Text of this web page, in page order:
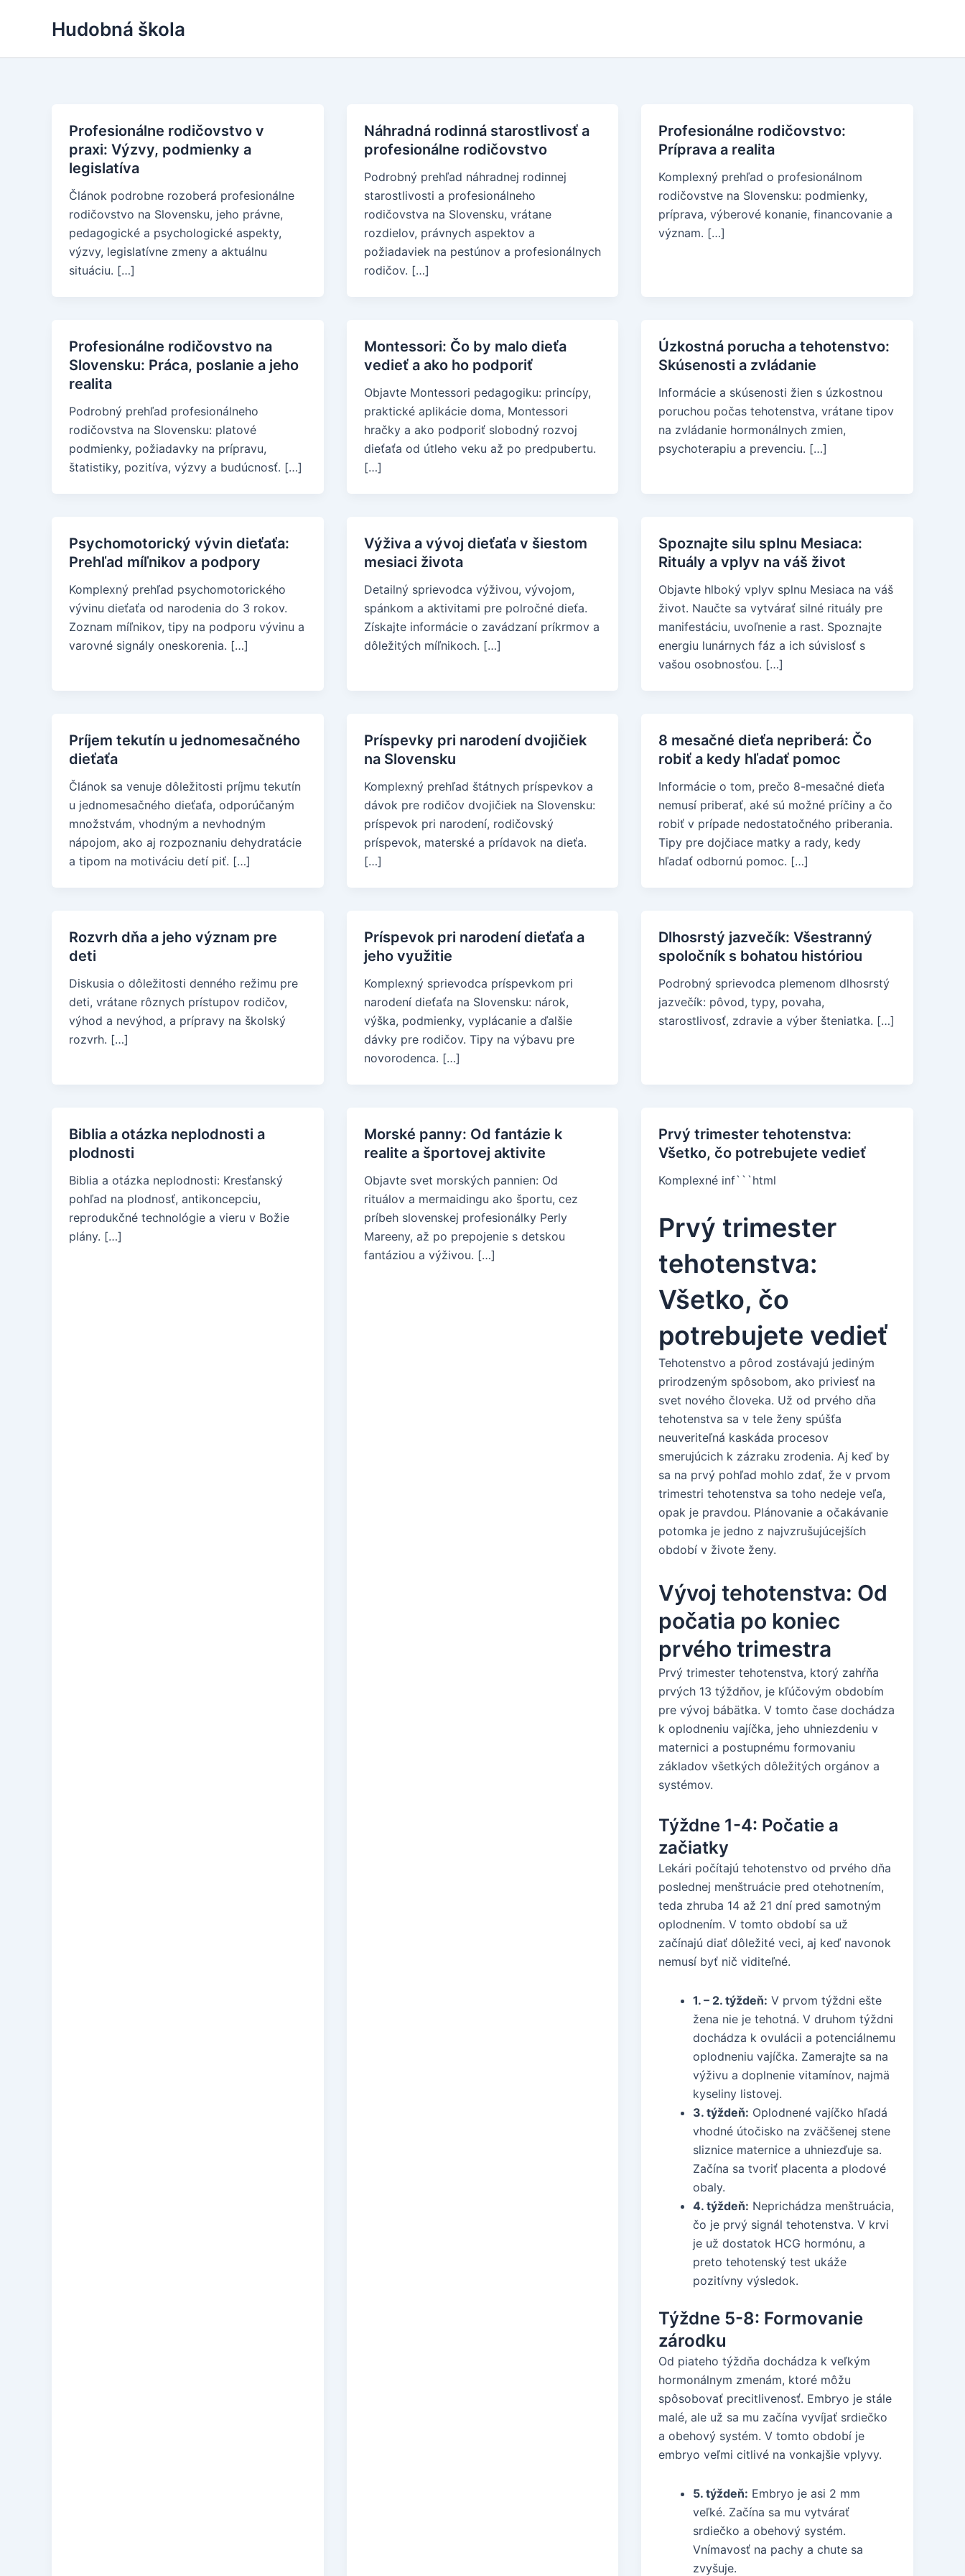
Hudobná škola
Profesionálne rodičovstvo v
praxi: Výzvy, podmienky a
legislatíva
Článok podrobne rozoberá profesionálne
rodičovstvo na Slovensku, jeho právne,
pedagogické a psychologické aspekty,
výzvy, legislatívne zmeny a aktuálnu
situáciu. […]
Náhradná rodinná starostlivosť a
profesionálne rodičovstvo
Podrobný prehľad náhradnej rodinnej
starostlivosti a profesionálneho
rodičovstva na Slovensku, vrátane
rozdielov, právnych aspektov a
požiadaviek na pestúnov a profesionálnych
rodičov. […]
Profesionálne rodičovstvo:
Príprava a realita
Komplexný prehľad o profesionálnom
rodičovstve na Slovensku: podmienky,
príprava, výberové konanie, financovanie a
význam. […]
Profesionálne rodičovstvo na
Slovensku: Práca, poslanie a jeho
realita
Podrobný prehľad profesionálneho
rodičovstva na Slovensku: platové
podmienky, požiadavky na prípravu,
štatistiky, pozitíva, výzvy a budúcnosť. […]
Montessori: Čo by malo dieťa
vedieť a ako ho podporiť
Objavte Montessori pedagogiku: princípy,
praktické aplikácie doma, Montessori
hračky a ako podporiť slobodný rozvoj
dieťaťa od útleho veku až po predpubertu.
[…]
Úzkostná porucha a tehotenstvo:
Skúsenosti a zvládanie
Informácie a skúsenosti žien s úzkostnou
poruchou počas tehotenstva, vrátane tipov
na zvládanie hormonálnych zmien,
psychoterapiu a prevenciu. […]
Psychomotorický vývin dieťaťa:
Prehľad míľnikov a podpory
Komplexný prehľad psychomotorického
vývinu dieťaťa od narodenia do 3 rokov.
Zoznam míľnikov, tipy na podporu vývinu a
varovné signály oneskorenia. […]
Výživa a vývoj dieťaťa v šiestom
mesiaci života
Detailný sprievodca výživou, vývojom,
spánkom a aktivitami pre polročné dieťa.
Získajte informácie o zavádzaní príkrmov a
dôležitých míľnikoch. […]
Spoznajte silu splnu Mesiaca:
Rituály a vplyv na váš život
Objavte hlboký vplyv splnu Mesiaca na váš
život. Naučte sa vytvárať silné rituály pre
manifestáciu, uvoľnenie a rast. Spoznajte
energiu lunárnych fáz a ich súvislosť s
vašou osobnosťou. […]
Príjem tekutín u jednomesačného
dieťaťa
Článok sa venuje dôležitosti príjmu tekutín
u jednomesačného dieťaťa, odporúčaným
množstvám, vhodným a nevhodným
nápojom, ako aj rozpoznaniu dehydratácie
a tipom na motiváciu detí piť. […]
Príspevky pri narodení dvojičiek
na Slovensku
Komplexný prehľad štátnych príspevkov a
dávok pre rodičov dvojičiek na Slovensku:
príspevok pri narodení, rodičovský
príspevok, materské a prídavok na dieťa.
[…]
8 mesačné dieťa nepriberá: Čo
robiť a kedy hľadať pomoc
Informácie o tom, prečo 8-mesačné dieťa
nemusí priberať, aké sú možné príčiny a čo
robiť v prípade nedostatočného priberania.
Tipy pre dojčiace matky a rady, kedy
hľadať odbornú pomoc. […]
Rozvrh dňa a jeho význam pre
deti
Diskusia o dôležitosti denného režimu pre
deti, vrátane rôznych prístupov rodičov,
výhod a nevýhod, a prípravy na školský
rozvrh. […]
Príspevok pri narodení dieťaťa a
jeho využitie
Komplexný sprievodca príspevkom pri
narodení dieťaťa na Slovensku: nárok,
výška, podmienky, vyplácanie a ďalšie
dávky pre rodičov. Tipy na výbavu pre
novorodenca. […]
Dlhosrstý jazvečík: Všestranný
spoločník s bohatou históriou
Podrobný sprievodca plemenom dlhosrstý
jazvečík: pôvod, typy, povaha,
starostlivosť, zdravie a výber šteniatka. […]
Biblia a otázka neplodnosti a
plodnosti
Biblia a otázka neplodnosti: Kresťanský
pohľad na plodnosť, antikoncepciu,
reprodukčné technológie a vieru v Božie
plány. […]
Morské panny: Od fantázie k
realite a športovej aktivite
Objavte svet morských pannien: Od
rituálov a mermaidingu ako športu, cez
príbeh slovenskej profesionálky Perly
Mareeny, až po prepojenie s detskou
fantáziou a výživou. […]
Prvý trimester tehotenstva:
Všetko, čo potrebujete vedieť
Komplexné inf```html
Prvý trimester
tehotenstva:
Všetko, čo
potrebujete vedieť
Tehotenstvo a pôrod zostávajú jediným
prirodzeným spôsobom, ako priviesť na
svet nového človeka. Už od prvého dňa
tehotenstva sa v tele ženy spúšťa
neuveriteľná kaskáda procesov
smerujúcich k zázraku zrodenia. Aj keď by
sa na prvý pohľad mohlo zdať, že v prvom
trimestri tehotenstva sa toho nedeje veľa,
opak je pravdou. Plánovanie a očakávanie
potomka je jedno z najvzrušujúcejších
období v živote ženy.
Vývoj tehotenstva: Od
počatia po koniec
prvého trimestra
Prvý trimester tehotenstva, ktorý zahŕňa
prvých 13 týždňov, je kľúčovým obdobím
pre vývoj bábätka. V tomto čase dochádza
k oplodneniu vajíčka, jeho uhniezdeniu v
maternici a postupnému formovaniu
základov všetkých dôležitých orgánov a
systémov.
Týždne 1-4: Počatie a
začiatky
Lekári počítajú tehotenstvo od prvého dňa
poslednej menštruácie pred otehotnením,
teda zhruba 14 až 21 dní pred samotným
oplodnením. V tomto období sa už
začínajú diať dôležité veci, aj keď navonok
nemusí byť nič viditeľné.
1. – 2. týždeň: V prvom týždni ešte
žena nie je tehotná. V druhom týždni
dochádza k ovulácii a potenciálnemu
oplodneniu vajíčka. Zamerajte sa na
výživu a doplnenie vitamínov, najmä
kyseliny listovej.
3. týždeň: Oplodnené vajíčko hľadá
vhodné útočisko na zväčšenej stene
sliznice maternice a uhniezďuje sa.
Začína sa tvoriť placenta a plodové
obaly.
4. týždeň: Neprichádza menštruácia,
čo je prvý signál tehotenstva. V krvi
je už dostatok HCG hormónu, a
preto tehotenský test ukáže
pozitívny výsledok.
Týždne 5-8: Formovanie
zárodku
Od piateho týždňa dochádza k veľkým
hormonálnym zmenám, ktoré môžu
spôsobovať precitlivenosť. Embryo je stále
malé, ale už sa mu začína vyvíjať srdiečko
a obehový systém. V tomto období je
embryo veľmi citlivé na vonkajšie vplyvy.
5. týždeň: Embryo je asi 2 mm
veľké. Začína sa mu vytvárať
srdiečko a obehový systém.
Vnímavosť na pachy a chute sa
zvyšuje.